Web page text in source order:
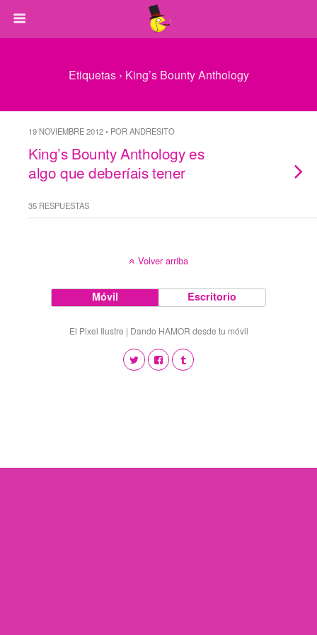
Etiquetas › King’s Bounty Anthology
19 NOVIEMBRE 2012 • POR ANDRESITO
King’s Bounty Anthology es
algo que deberíais tener
35 RESPUESTAS
Volver arriba
Móvil Escritorio
El Pixel Ilustre | Dando HAMOR desde tu móvil